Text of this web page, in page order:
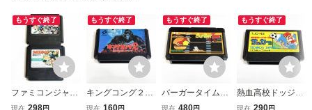
もうすぐ終了
ファミコンジャン
プ１・２セット
現在 298円
もうすぐ終了
キングコング２
【動作確認済】８
現在 160円
もうすぐ終了
バーガータイム
【動作確認済】８
現在 480円
もうすぐ終了
熱血高校ドッジボ
ール部 サッカー編
現在 290円